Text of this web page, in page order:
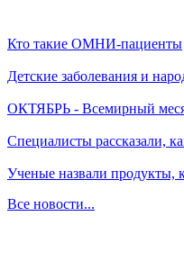
Кто такие ОМНИ-пациенты
Детские заболевания и
ОКТЯБРЬ - Всемирный
Специалисты рассказали,
Ученые назвали продукты,
Все новости...